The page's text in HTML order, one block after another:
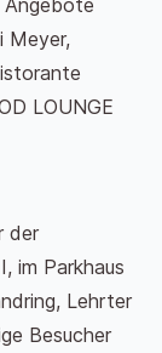
Angebote
Meyer,
LOUNGE
der
im Parkhaus
Lehrter
Besucher